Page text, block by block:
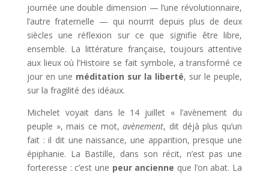
journée une double dimension — l’une révolutionnaire,
l’autre fraternelle — qui nourrit depuis plus de deux
siècles une réflexion sur ce que signifie être libre,
ensemble. La littérature française, toujours attentive
aux lieux où l’Histoire se fait symbole, a transformé ce
jour en une méditation sur la liberté, sur le peuple,
sur la fragilité des idéaux.
Michelet voyait dans le 14 juillet « l’avènement du
peuple », mais ce mot,avènement, dit déjà plus qu’un
fait : il dit une naissance, une apparition, presque une
épiphanie. La Bastille, dans son récit, n’est pas une
forteresse : c’est une peur ancienne que l’on abat. La